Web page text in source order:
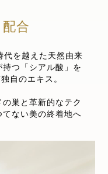
合
代を越えた天然由来
つ「シアル酸」を
自のエキス。
巣と革新的なテク
てない美の終着地へ